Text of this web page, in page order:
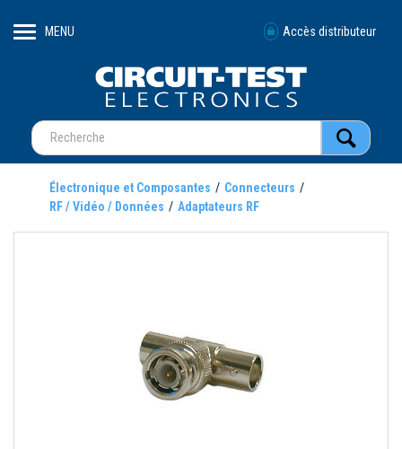
MENU Accès distributeur
Électronique et Composantes
Connecteurs
RF / Vidéo / Données
Adaptateurs RF